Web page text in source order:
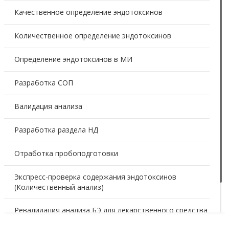
Качественное определение эндотоксинов
Количественное определение эндотоксинов
Определение эндотоксинов в МИ
Разработка СОП
Валидация анализа
Разработка раздела НД
Отработка пробоподготовки
Экспресс-проверка содержания эндотоксинов
(Количественный анализ)
Ревалидация анализа БЭ для лекарственного средства